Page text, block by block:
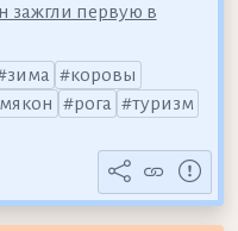
зажгли первую в
зима
коровы
рога
туризм